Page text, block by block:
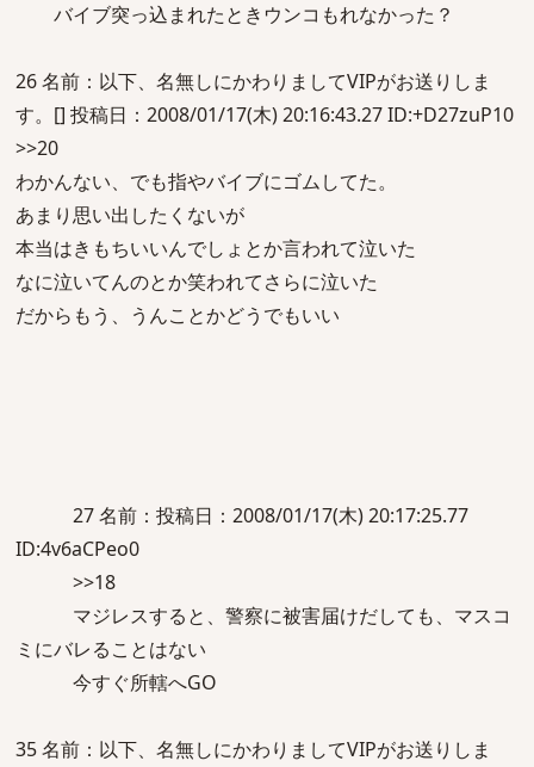
バイブ突っ込まれたときウンコもれなかった？
26 名前：以下、名無しにかわりましてVIPがお送りしま
す。[] 投稿日：2008/01/17(木) 20:16:43.27 ID:+D27zuP10
>>20
わかんない、でも指やバイブにゴムしてた。
あまり思い出したくないが
本当はきもちいいんでしょとか言われて泣いた
なに泣いてんのとか笑われてさらに泣いた
だからもう、うんことかどうでもいい
27 名前：投稿日：2008/01/17(木) 20:17:25.77
ID:4v6aCPeo0
>>18
マジレスすると、警察に被害届けだしても、マスコ
ミにバレることはない
今すぐ所轄へGO
35 名前：以下、名無しにかわりましてVIPがお送りしま